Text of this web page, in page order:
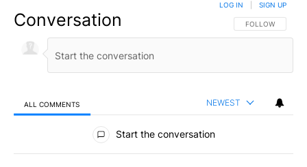
Conversation FOLLOW THIS
FOLLOW
LOG IN SIGN UP
ALL COMMENTS NEWEST
All Comments
Start the conversation